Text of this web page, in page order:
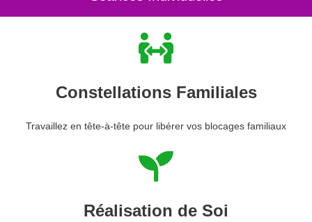
Constellations Familiales
Travaillez en tête-à-tête pour libérer vos blocages familiaux
Réalisation de Soi